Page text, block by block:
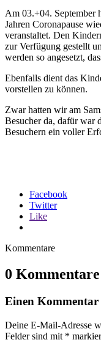
Am 03.+04. September
Jahren Coronapause
veranstaltet. Den
zur Verfügung gestellt
werden so angesetzt,
Ebenfalls dient das
vorstellen zu können.
Zwar hatten wir am
Besucher da, dafür war
Besuchern ein voller
Facebook
Twitter
Like
Kommentare
0 Kommentare
Einen Kommentar
Deine E-Mail-Adresse
Felder sind mit *